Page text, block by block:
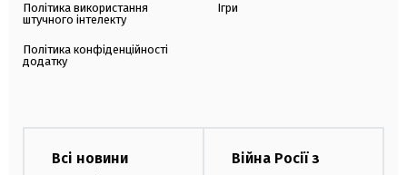
Політика використання
штучного інтелекту
Політика конфіденційності
додатку
Ігри
Всі новини
Війна Росії з